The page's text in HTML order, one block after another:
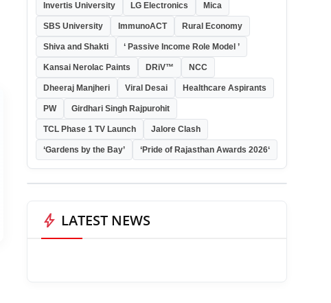
Invertis University LG Electronics Mica
SBS University ImmunoACT Rural Economy
Shiva and Shakti ‘ Passive Income Role Model ’
Kansai Nerolac Paints DRiV™ NCC
Dheeraj Manjheri Viral Desai Healthcare Aspirants
PW Girdhari Singh Rajpurohit
TCL Phase 1 TV Launch Jalore Clash
‘Gardens by the Bay’ ‘Pride of Rajasthan Awards 2026‘
bolt LATEST NEWS